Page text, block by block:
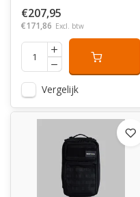
€207,95
€171,86 Excl. btw
Vergelijk